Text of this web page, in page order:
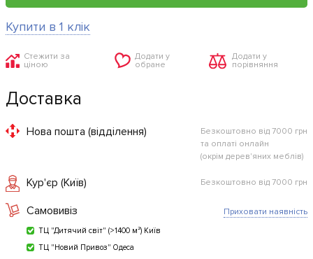
Купити в 1 клік
Стежити за
ціною
Додати у
обране
Додати у
порівняння
Доставка
Нова пошта (відділення)
Безкоштовно від 7000 грн
та оплаті онлайн
(окрім дерев'яних меблів)
Кур'єр (Київ) Безкоштовно від 7000 грн
Самовивіз
ТЦ "Дитячий світ" (>1400 м²) Київ
ТЦ "Новий Привоз" Одеса
Приховати наявність